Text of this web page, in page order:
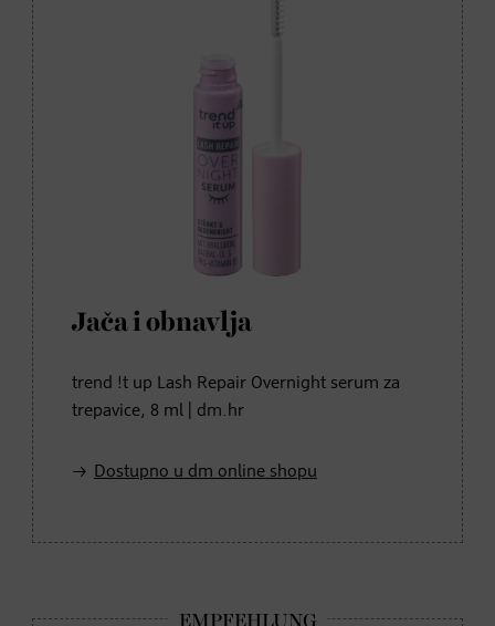
Jača i obnavlja
trend !t up Lash Repair Overnight serum za
trepavice, 8 ml | dm.hr
Dostupno u dm online shopu